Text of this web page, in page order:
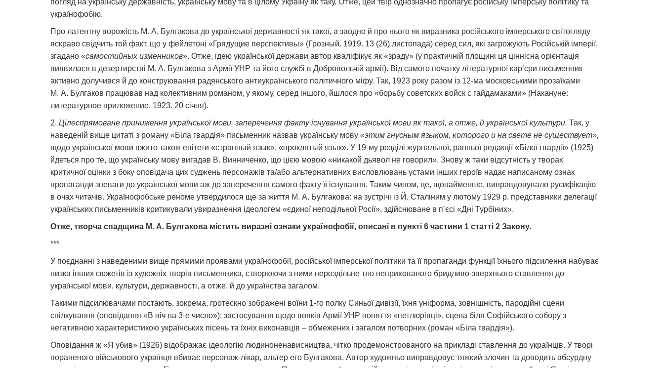
українофобію.
Про латентну ворожість М. А. Булгакова до української державності як такої, а заодно й про нього як виразника російського імперського світогляду
яскраво свідчить той факт, що у фейлетоні «Грядущие перспективы» (Грозный. 1919. 13 (26) листопада) серед сил, які загрожують Російській імперії,
згадано «самостийных изменников». Отже, ідею української держави автор кваліфікує як «зраду» (у практичній площині ця ціннісна орієнтація
виявилася в дезертирстві М. А. Булгакова з Армії УНР та його службі в Добровольчій армії). Від самого початку літературної кар’єри письменник
активно долучився й до конструювання радянського антиукраїнського політичного міфу. Так, 1923 року разом із 12-ма московськими прозаїками
М. А. Булгаков працював над колективним романом, у якому, серед іншого, йшлося про «борьбу советских войск с гайдамаками» (Накануне:
литературное приложение. 1923. 20 січня).
2. Цілеспрямоване приниження української мови, заперечення факту існування української мови як такої, а отже, й української культури. Так, у
наведеній вище цитаті з роману «Біла гвардія» письменник назвав українську мову «этим гнусным языком, которого и на свете не существует»,
щодо української мови вжито також епітети «странный язык», «проклятый язык». У 19-му розділі журнальної, ранньої редакції «Білої гвардії» (1925)
йдеться про те, що українську мову вигадав В. Винниченко, що цією мовою «никакой дьявол не говорил». Знову ж таки відсутність у творах
критичної оцінки з боку оповідача цих суджень персонажів та/або альтернативних висловлювань устами інших героїв надає написаному ознак
пропаганди зневаги до української мови аж до заперечення самого факту її існування. Таким чином, це, щонайменше, виправдовувало русифікацію
в очах читачів. Українофобське реноме утвердилося ще за життя М. А. Булгакова: на зустрічі із Й. Сталіним у лютому 1929 р. представники делегації
українських письменників критикували увиразнення ідеологем «єдиної неподільної Росії», здійснюване в пʼєсі «Дні Турбіних».
Отже, творча спадщина М. А. Булгакова містить виразні ознаки українофобії, описані в пункті 6 частини 1 статті 2 Закону.
***
У поєднанні з наведеними вище прямими проявами українофобії, російської імперської політики та її пропаганди функції їхнього підсилення набуває
низка інших сюжетів із художніх творів письменника, створюючи з ними нероздільне тло неприхованого бридливо-зверхнього ставлення до
української мови, культури, державності, а отже, й до українства загалом.
Такими підсилювачами постають, зокрема, гротескно зображені воїни 1-го полку Синьої дивізії, їхня уніформа, зовнішність, пародійні сцени
спілкування (оповідання «В ніч на 3-е число»); застосування щодо вояків Армії УНР поняття «петлюрівці», сцена біля Софійського собору з
негативною характеристикою українських пісень та їхніх виконавців – обмежених і загалом потворних (роман «Біла гвардія»).
Оповідання ж «Я убив» (1926) відображає ідеологію людиноненависництва, чітко продемонстрованого на прикладі ставлення до українців. У творі
пораненого військового українця вбиває персонаж-лікар, альтер его Булгакова. Автор художньо виправдовує тяжкий злочин та доводить абсурдну